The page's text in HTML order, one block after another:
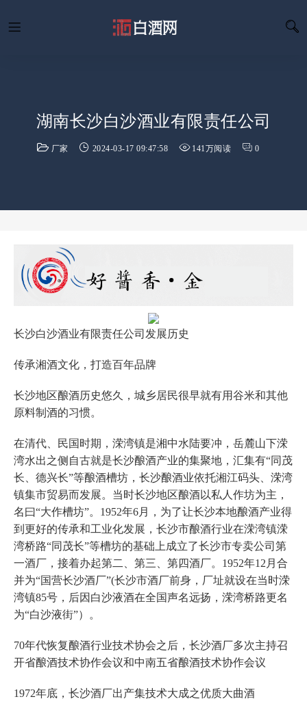
湖南长沙白沙酒业有限责任公司
厂家 2024-03-17 09:47:58 141万阅读 0
长沙白沙酒业有限责任公司发展历史
传承湘酒文化，打造百年品牌
长沙地区酿酒历史悠久，城乡居民很早就有用谷米和其他
原料制酒的习惯。
在清代、民国时期，溁湾镇是湘中水陆要冲，岳麓山下溁
湾水出之侧自古就是长沙酿酒产业的集聚地，汇集有“同茂
长、德兴长”等酿酒槽坊，长沙酿酒业依托湘江码头、溁湾
镇集市贸易而发展。当时长沙地区酿酒以私人作坊为主，
名曰“大作槽坊”。1952年6月，为了让长沙本地酿酒产业得
到更好的传承和工业化发展，长沙市酿酒行业在溁湾镇溁
湾桥路“同茂长”等槽坊的基础上成立了长沙市专卖公司第
一酒厂，接着办起第二、第三、第四酒厂。1952年12月合
并为“国营长沙酒厂”(长沙市酒厂前身，厂址就设在当时溁
湾镇85号，后因白沙液酒在全国声名远扬，溁湾桥路更名
为“白沙液街”）。
70年代恢复酿酒行业技术协会之后，长沙酒厂多次主持召
开省酿酒技术协作会议和中南五省酿酒技术协作会议
1972年底，长沙酒厂出产集技术大成之优质大曲酒